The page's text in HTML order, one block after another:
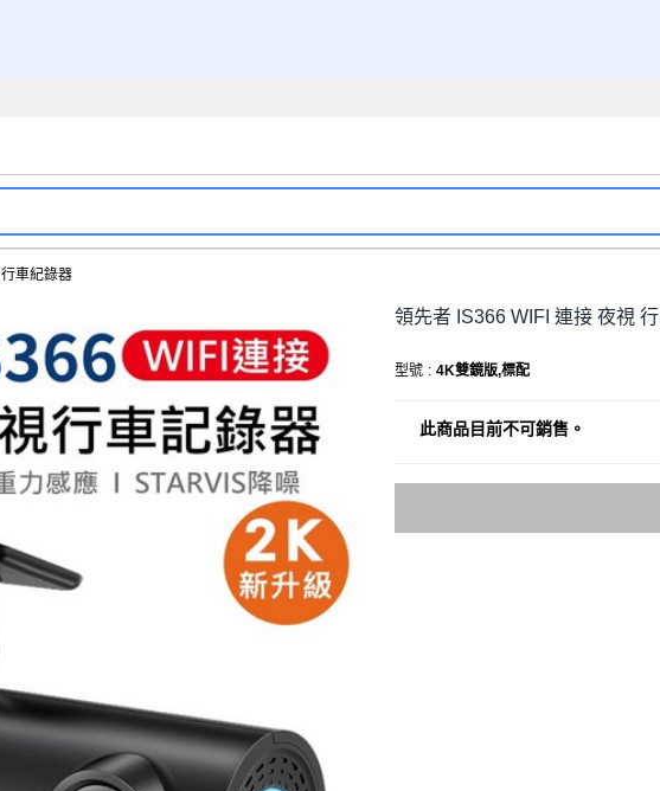
行車紀錄器
領先者 IS366 WIFI 連接 夜視
型號 : 4K雙鏡版,標配
此商品目前不可銷售。